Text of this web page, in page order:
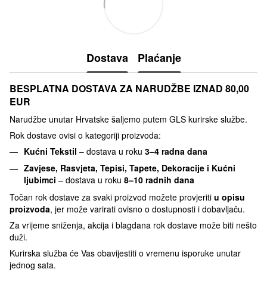
Dostava Plaćanje
BESPLATNA DOSTAVA ZA NARUDŽBE IZNAD 80,00
EUR
Narudžbe unutar Hrvatske šaljemo putem GLS kurirske službe.
Rok dostave ovisi o kategoriji proizvoda:
Kućni Tekstil – dostava u roku 3–4 radna dana
Zavjese, Rasvjeta, Tepisi, Tapete, Dekoracije i Kućni
ljubimci – dostava u roku 8–10 radnih dana
Točan rok dostave za svaki proizvod možete provjeriti u opisu
proizvoda, jer može varirati ovisno o dostupnosti i dobavljaču.
Za vrijeme sniženja, akcija i blagdana rok dostave može biti nešto
duži.
Kurirska služba će Vas obavijestiti o vremenu isporuke unutar
jednog sata.